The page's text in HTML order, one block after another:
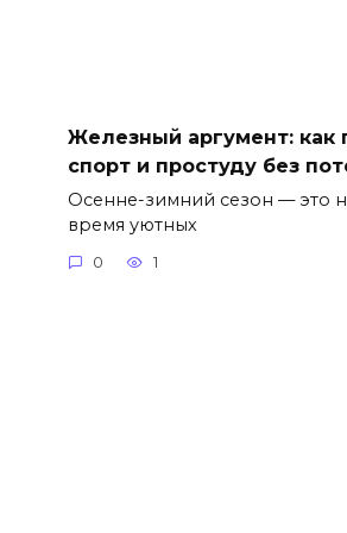
Железный аргумент: как
спорт и простуду без
Осенне-зимний сезон — это
время уютных
0 1